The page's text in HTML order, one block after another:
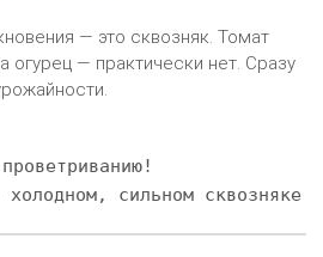
— это сквозняк. Томат
огурец — практически нет. Сразу
сильном сквозняке.